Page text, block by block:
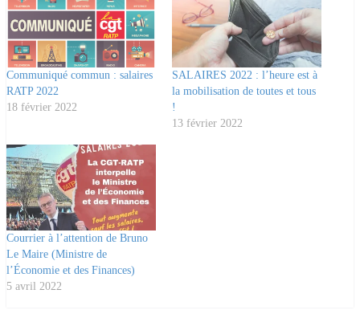
Communiqué commun : salaires
RATP 2022
18 février 2022
SALAIRES 2022 : l’heure est à
la mobilisation de toutes et tous
!
13 février 2022
Courrier à l’attention de Bruno
Le Maire (Ministre de
l’Économie et des Finances)
5 avril 2022